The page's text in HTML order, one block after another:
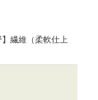
繊維（柔軟仕上